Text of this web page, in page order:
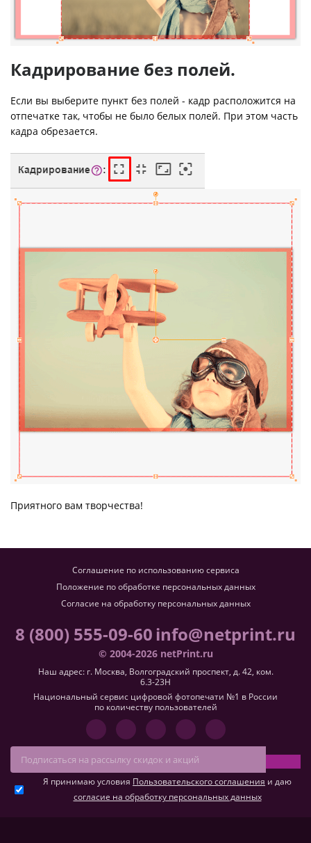
Кадрирование без полей.
Если вы выберите пункт без полей - кадр расположится на
отпечатке так, чтобы не было белых полей. При этом часть
кадра обрезается.
Приятного вам творчества!
Соглашение по использованию сервиса
Положение по обработке персональных данных
Согласие на обработку персональных данных
8 (800) 555-09-60info@netprint.ru
© 2004-2026 netPrint.ru
Наш адрес: г. Москва, Волгоградский проспект, д. 42, ком.
6.3-23H
Национальный сервис цифровой фотопечати №1 в России
по количеству пользователей
Я принимаю условия Пользовательского соглашения и даю
согласие на обработку персональных данных